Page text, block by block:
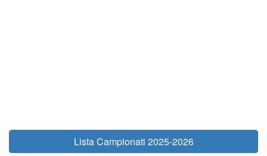
Lista Campionati 2025-2026